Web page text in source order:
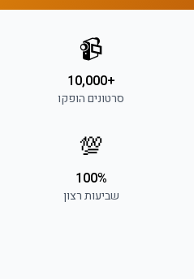
📹
+10,000
סרטונים הופקו
💯
100%
שביעות רצון